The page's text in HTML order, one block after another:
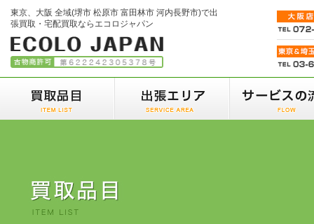
東京、大阪 全域(堺市 松原市 富田林市 河内長野市)で出
張買取・宅配買取ならエコロジャパン